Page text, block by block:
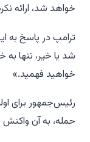
خواهد شد، ارائه
ترامپ در پاسخ به
شد یا خیر، تنها
خواهید فهمید.»
رئیس‌جمهور برای
حمله، به آن